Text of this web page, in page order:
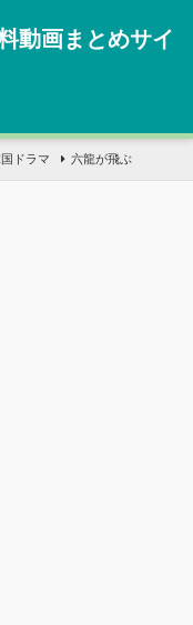
動画まとめサイ
ドラマ 六龍が飛ぶ